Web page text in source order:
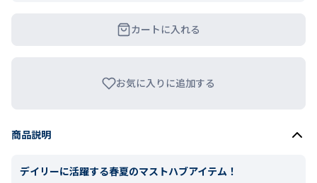
カートに入れる
お気に入りに追加する
商品説明
デイリーに活躍する春夏のマストハブアイテム！